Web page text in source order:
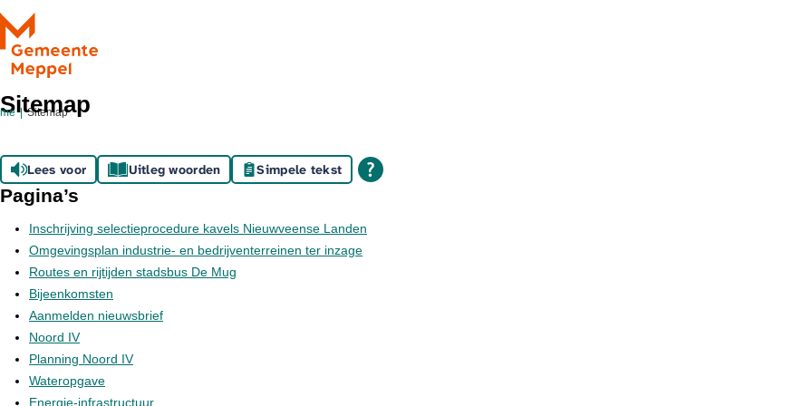
Ga naar de inhoud
Sitemap
Sitemap
Lees voor Uitleg woorden Simpele tekst
Pagina’s
Inschrijving selectieprocedure kavels Nieuwveense Landen
Omgevingsplan industrie- en bedrijventerreinen ter inzage
Routes en rijtijden stadsbus De Mug
Bijeenkomsten
Aanmelden nieuwsbrief
Noord IV
Planning Noord IV
Wateropgave
Energie-infrastructuur